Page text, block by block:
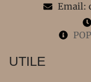
Email:
UTILE